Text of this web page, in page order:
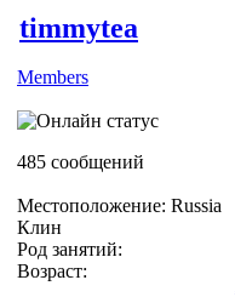
timmytea
Members
485 сообщений
Местоположение: Russia
Клин
Род занятий:
Возраст: